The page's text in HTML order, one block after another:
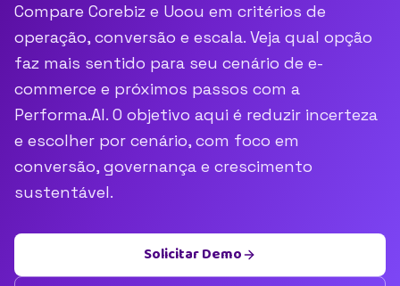
Compare Corebiz e Uoou em critérios de
operação, conversão e escala. Veja qual opção
faz mais sentido para seu cenário de e-
commerce e próximos passos com a
Performa.AI. O objetivo aqui é reduzir incerteza
e escolher por cenário, com foco em
conversão, governança e crescimento
sustentável.
Solicitar Demo